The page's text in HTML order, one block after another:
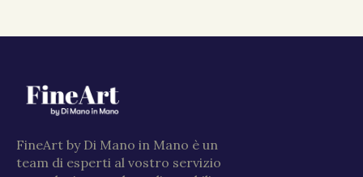
FineArt by Di Mano in Mano è un
team di esperti al vostro servizio